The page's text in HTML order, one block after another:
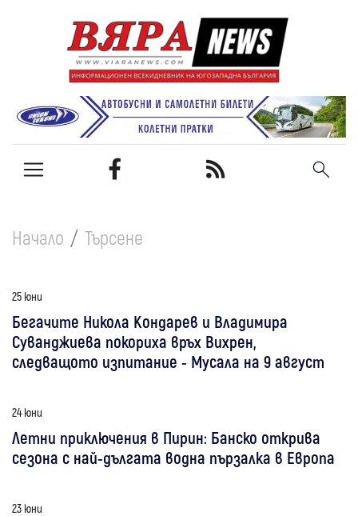
Начало Търсене
25 юни
Бегачите Никола Кондарев и Владимира
Суванджиева покориха връх Вихрен,
следващото изпитание - Мусала на 9 август
24 юни
Летни приключения в Пирин: Банско открива
сезона с най-дългата водна пързалка в Европа
23 юни